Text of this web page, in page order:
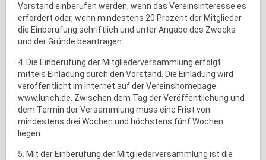
Vorstand einberufen werden, wenn das Vereinsinteresse es
erfordert oder, wenn mindestens 20 Prozent der Mitglieder
die Einberufung schriftlich und unter Angabe des Zwecks
und der Gründe beantragen.
4. Die Einberufung der Mitgliederversammlung erfolgt
mittels Einladung durch den Vorstand. Die Einladung wird
veröffentlicht im Internet auf der Vereinshomepage
www.lurich.de. Zwischen dem Tag der Veröffentlichung und
dem Termin der Versammlung muss eine Frist von
mindestens drei Wochen und höchstens fünf Wochen
liegen.
5. Mit der Einberufung der Mitgliederversammlung ist die